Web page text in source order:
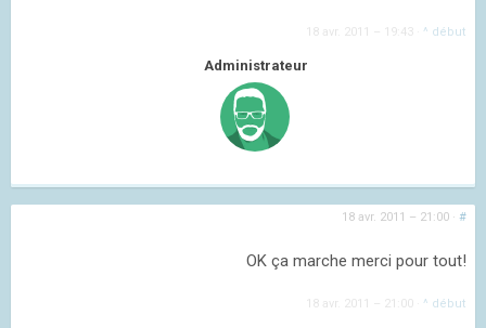
18 avr. 2011 – 19:43 ^ début
Administrateur
18 avr. 2011 – 21:00 · #
OK ça marche merci pour tout!
18 avr. 2011 – 21:00 ^ début